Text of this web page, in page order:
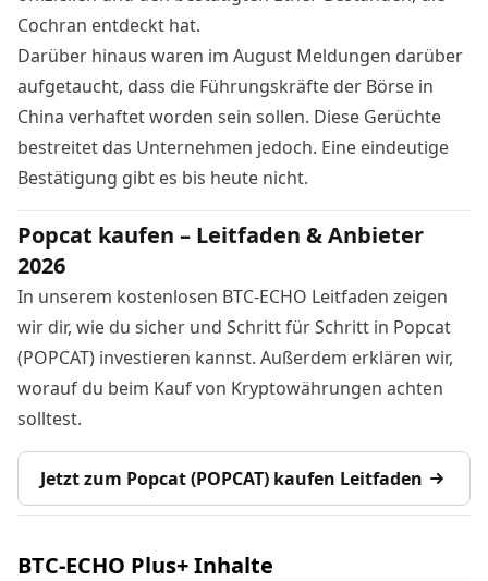
Cochran entdeckt hat.
Darüber hinaus waren im August Meldungen darüber
aufgetaucht, dass die Führungskräfte der Börse in
China verhaftet worden sein sollen. Diese Gerüchte
bestreitet das Unternehmen jedoch. Eine eindeutige
Bestätigung gibt es bis heute nicht.
Popcat kaufen – Leitfaden & Anbieter
2026
In unserem kostenlosen BTC-ECHO Leitfaden zeigen
wir dir, wie du sicher und Schritt für Schritt in Popcat
(POPCAT) investieren kannst. Außerdem erklären wir,
worauf du beim Kauf von Kryptowährungen achten
solltest.
Jetzt zum Popcat (POPCAT) kaufen Leitfaden
BTC-ECHO Plus+ Inhalte